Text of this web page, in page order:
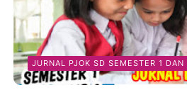
JURNAL PJOK SD SEMESTER 1 DAN